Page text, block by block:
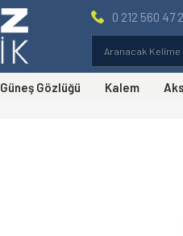
0 212 560 47
Güneş Gözlüğü Kalem